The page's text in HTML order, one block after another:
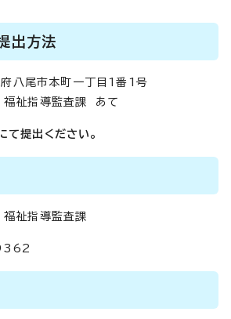
出方法
尾市本町一丁目1番1号
祉指導監査課 あて
提出ください。
祉指導監査課